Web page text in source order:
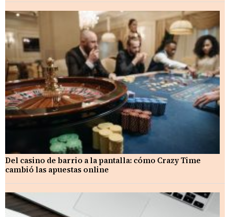
Del casino de barrio a la pantalla: cómo Crazy Time
cambió las apuestas online